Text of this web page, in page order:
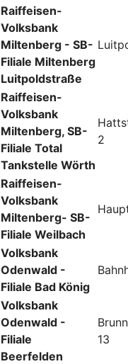
Raiffeisen-
Volksbank
Miltenberg - SB-
Filiale Miltenberg
Luitpoldstraße
Raiffeisen-
Volksbank
Miltenberg, SB-
Filiale Total
Tankstelle Wörth
2
Raiffeisen-
Volksbank
Miltenberg- SB-
Filiale Weilbach
Volksbank
Odenwald -
Filiale Bad König
Volksbank
Odenwald -
Filiale
Beerfelden
13